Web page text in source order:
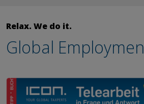
Relax. We do it.
Global